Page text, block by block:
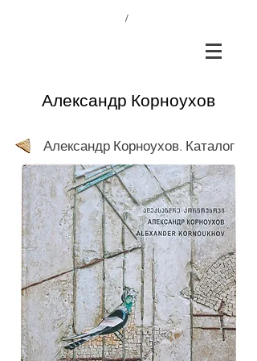
/
Александр Корноухов
Александр Корноухов. Каталог